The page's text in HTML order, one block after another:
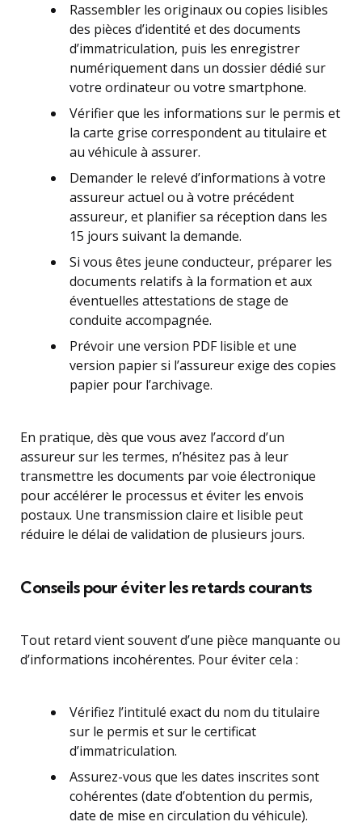
Rassembler les originaux ou copies lisibles
des pièces d’identité et des documents
d’immatriculation, puis les enregistrer
numériquement dans un dossier dédié sur
votre ordinateur ou votre smartphone.
Vérifier que les informations sur le permis et
la carte grise correspondent au titulaire et
au véhicule à assurer.
Demander le relevé d’informations à votre
assureur actuel ou à votre précédent
assureur, et planifier sa réception dans les
15 jours suivant la demande.
Si vous êtes jeune conducteur, préparer les
documents relatifs à la formation et aux
éventuelles attestations de stage de
conduite accompagnée.
Prévoir une version PDF lisible et une
version papier si l’assureur exige des copies
papier pour l’archivage.
En pratique, dès que vous avez l’accord d’un
assureur sur les termes, n’hésitez pas à leur
transmettre les documents par voie électronique
pour accélérer le processus et éviter les envois
postaux. Une transmission claire et lisible peut
réduire le délai de validation de plusieurs jours.
Conseils pour éviter les retards courants
Tout retard vient souvent d’une pièce manquante ou
d’informations incohérentes. Pour éviter cela :
Vérifiez l’intitulé exact du nom du titulaire
sur le permis et sur le certificat
d’immatriculation.
Assurez-vous que les dates inscrites sont
cohérentes (date d’obtention du permis,
date de mise en circulation du véhicule).